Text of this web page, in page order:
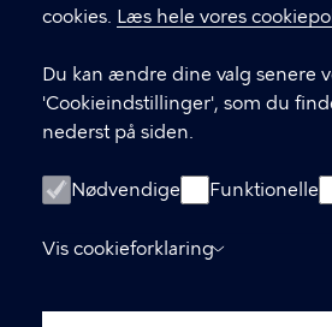
cookies. Læs hele vores
Du kan ændre dine valg senere
'Cookieindstillinger', som du
nederst på siden.
Nødvendige Funktionelle
Vis cookieforklaring
Digital Post
Databeskyttelse
Tilgængelighedserklæring
Om hjemmesiden